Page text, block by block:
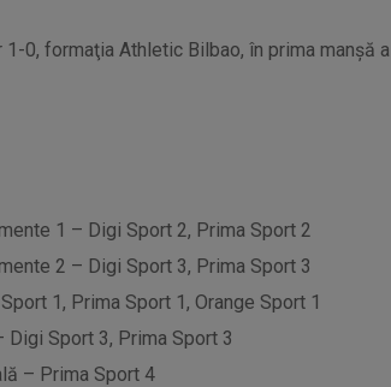
0, formaţia Athletic Bilbao, în prima manşă a
1 – Digi Sport 2, Prima Sport 2
2 – Digi Sport 3, Prima Sport 3
1, Prima Sport 1, Orange Sport 1
Sport 3, Prima Sport 3
– Prima Sport 4